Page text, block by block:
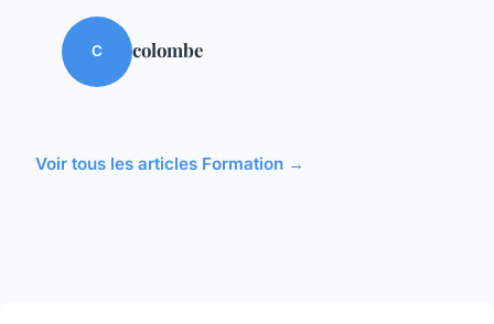
C colombe
Voir tous les articles Formation →